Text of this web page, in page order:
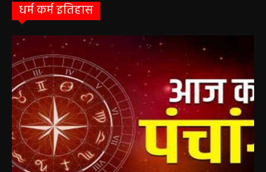
धर्म कर्म इतिहास